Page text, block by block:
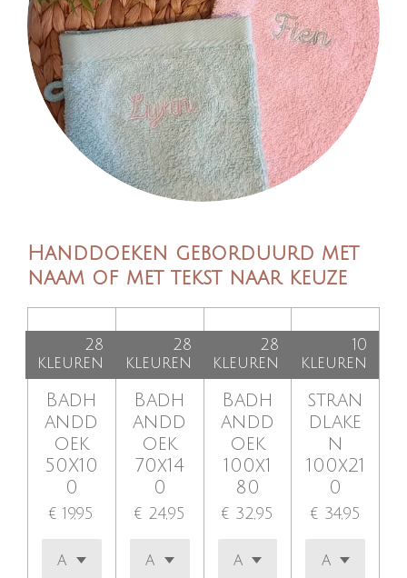
Handdoeken geborduurd met
naam of met tekst naar keuze
28
kleuren
Badh
andd
oek
50X10
0
€ 19,95
28
kleuren
Badh
andd
oek
70x14
0
€ 24,95
28
kleuren
Badh
andd
oek
100x1
80
€ 32,95
10
kleuren
stran
dlake
n
100x21
0
€ 34,95